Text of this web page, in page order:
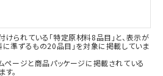
られている「特定原材料8品目」と、表示が
準ずるもの20品目」を対象に掲載していま
ページと商品パッケージに掲載されている
。